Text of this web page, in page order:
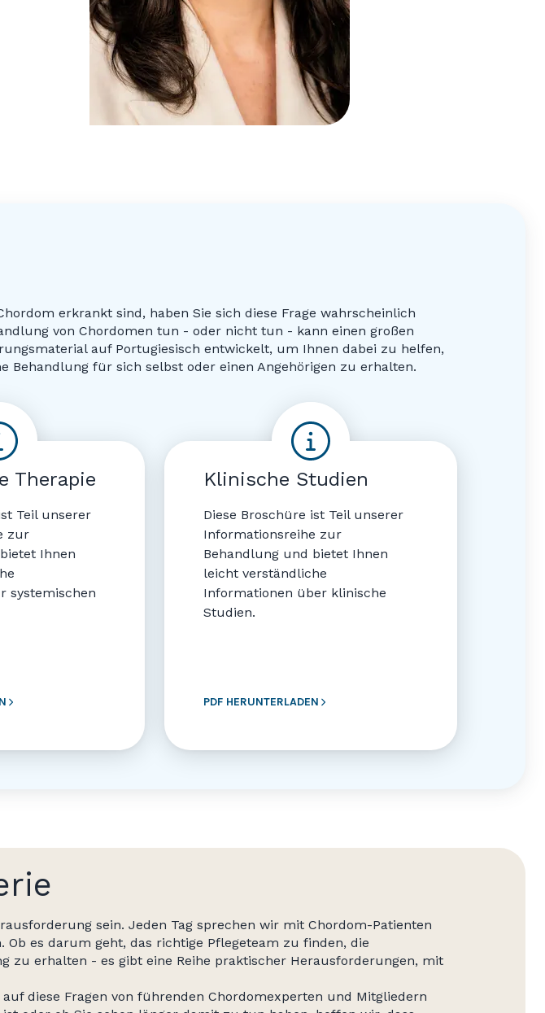
erkrankt sind, haben Sie sich diese Frage wahrscheinlich
von Chordomen tun - oder nicht tun - kann einen großen
auf Portugiesisch entwickelt, um Ihnen dabei zu helfen,
für sich selbst oder einen Angehörigen zu erhalten.
Therapie
Teil unserer
zur
Ihnen
systemischen
Klinische Studien
Diese Broschüre ist Teil unserer
Informationsreihe zur
Behandlung und bietet Ihnen
leicht verständliche
Informationen über klinische
Studien.
PDF HERUNTERLADEN
sein. Jeden Tag sprechen wir mit Chordom-Patienten
es darum geht, das richtige Pflegeteam zu finden, die
zu erhalten - es gibt eine Reihe praktischer Herausforderungen, mit
diese Fragen von führenden Chordomexperten und Mitgliedern